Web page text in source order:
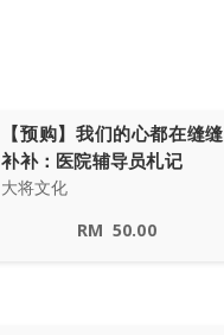
【预购】我们的心都在缝缝
补补：医院辅导员札记
大将文化
RM 50.00